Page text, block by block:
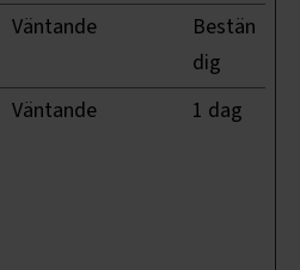
Väntande
Bestän
dig
Väntande 1 dag